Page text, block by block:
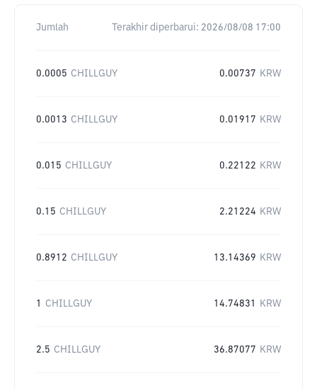
Jumlah Terakhir diperbarui: 2026/08/08 17:00
0.0005 CHILLGUY 0.00737 KRW
0.0013 CHILLGUY 0.01917 KRW
0.015 CHILLGUY 0.22122 KRW
0.15 CHILLGUY 2.21224 KRW
0.8912 CHILLGUY 13.14369 KRW
1 CHILLGUY 14.74831 KRW
2.5 CHILLGUY 36.87077 KRW